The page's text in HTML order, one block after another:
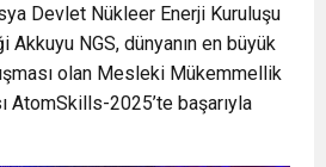
Kararnamesi
Yakından Tanıdığı İsim:
Torbalı Yolunda
Devlet Nükleer Enerji Kuruluşu
Akkuyu NGS, dünyanın en büyük
olan Mesleki Mükemmellik
AtomSkills-2025’te başarıyla